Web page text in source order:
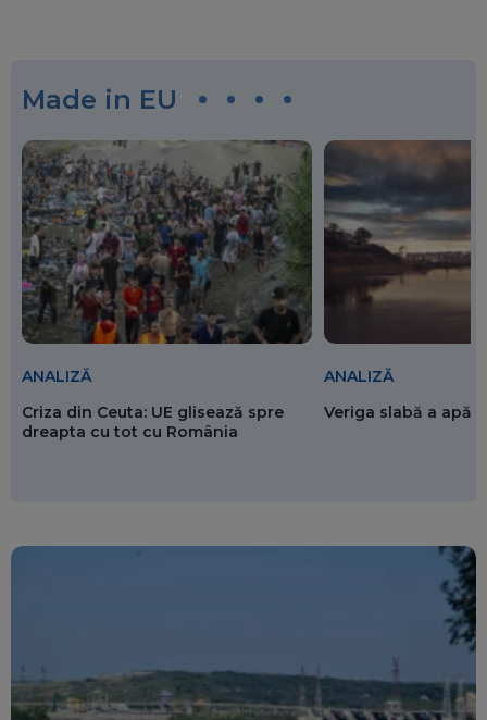
Made in EU
ANALIZĂ
Criza din Ceuta: UE glisează spre
dreapta cu tot cu România
ANALIZĂ
Veriga slabă a